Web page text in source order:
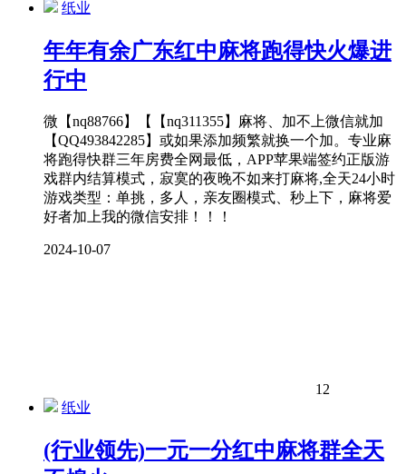
纸业
年年有余广东红中麻将跑得快火爆进
行中
微【nq88766】【【nq311355】麻将、加不上微信就加
【QQ493842285】或如果添加频繁就换一个加。专业麻
将跑得快群三年房费全网最低，APP苹果端签约正版游
戏群内结算模式，寂寞的夜晚不如来打麻将,全天24小时
游戏类型：单挑，多人，亲友圈模式、秒上下，麻将爱
好者加上我的微信安排！！！
2024-10-07
12
纸业
(行业领先)一元一分红中麻将群全天